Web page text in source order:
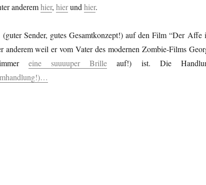
anderemhier, hierundhier.
Sender, gutes Gesamtkonzept!) auf den Film “Der Affe
anderem weil er vom Vater des modernen Zombie-Films
eine suuuuper Brille auf!) ist. Die